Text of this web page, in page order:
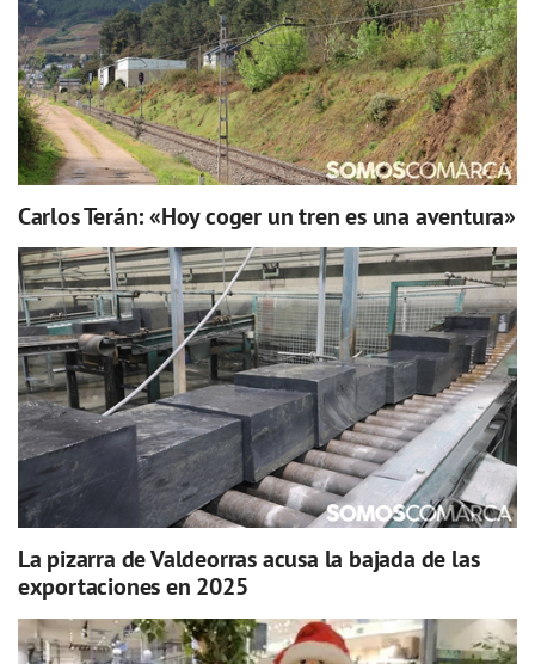
Carlos Terán: «Hoy coger un tren es una aventura»
La pizarra de Valdeorras acusa la bajada de las
exportaciones en 2025